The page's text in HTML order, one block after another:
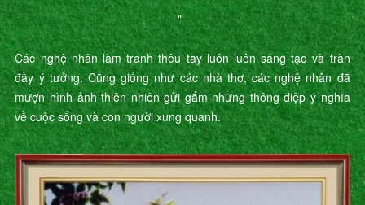
"
Các nghệ nhân làm tranh thêu tay luôn luôn sáng tạo và tràn
đầy ý tưởng. Cũng giống như các nhà thơ, các nghệ nhân đã
mượn hình ảnh thiên nhiên gửi gắm những thông điệp ý nghĩa
về cuộc sống và con người xung quanh.